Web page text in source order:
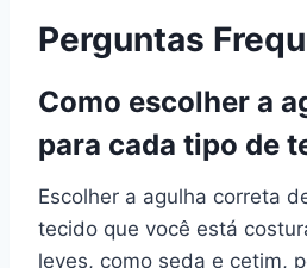
Perguntas
Como escolher a
para cada tipo de
Escolher a agulha correta
tecido que você está
leves, como seda e cetim,